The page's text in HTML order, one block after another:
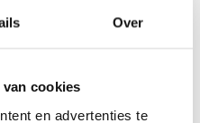
Over
cookies
en advertenties te
Dubbele deur zonder drempel -
voorzien van echt glas